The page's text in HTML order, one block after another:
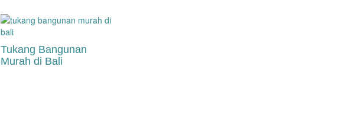
Tukang Bangunan
Murah di Bali